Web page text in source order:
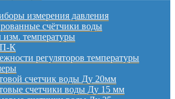
измерения давления
счётчики воды
температуры
К
регуляторов температуры
счетчик воды Ду 20мм
счетчики воды Ду 15 мм